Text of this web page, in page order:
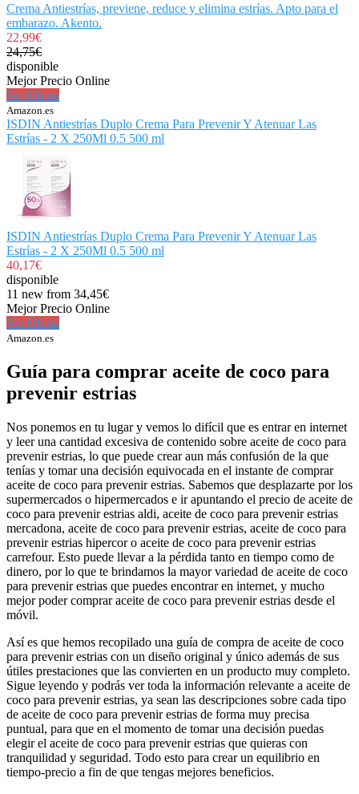
Crema Antiestrías, previene, reduce y elimina estrías. Apto para el
embarazo. Akento.
22,99€
24,75€
disponible
Mejor Precio Online
Ver Oferta
Amazon.es
ISDIN Antiestrías Duplo Crema Para Prevenir Y Atenuar Las
Estrías - 2 X 250Ml 0.5 500 ml
ISDIN Antiestrías Duplo Crema Para Prevenir Y Atenuar Las
Estrías - 2 X 250Ml 0.5 500 ml
40,17€
disponible
11 new from 34,45€
Mejor Precio Online
Ver Oferta
Amazon.es
Guía para comprar aceite de coco para
prevenir estrias
Nos ponemos en tu lugar y vemos lo difícil que es entrar en internet
y leer una cantidad excesiva de contenido sobre aceite de coco para
prevenir estrias, lo que puede crear aun más confusión de la que
tenías y tomar una decisión equivocada en el instante de comprar
aceite de coco para prevenir estrias. Sabemos que desplazarte por los
supermercados o hipermercados e ir apuntando el precio de aceite de
coco para prevenir estrias aldi, aceite de coco para prevenir estrias
mercadona, aceite de coco para prevenir estrias, aceite de coco para
prevenir estrias hipercor o aceite de coco para prevenir estrias
carrefour. Esto puede llevar a la pérdida tanto en tiempo como de
dinero, por lo que te brindamos la mayor variedad de aceite de coco
para prevenir estrias que puedes encontrar en internet, y mucho
mejor poder comprar aceite de coco para prevenir estrias desde el
móvil.
Así es que hemos recopilado una guía de compra de aceite de coco
para prevenir estrias con un diseño original y único además de sus
útiles prestaciones que las convierten en un producto muy completo.
Sigue leyendo y podrás ver toda la información relevante a aceite de
coco para prevenir estrias, ya sean las descripciones sobre cada tipo
de aceite de coco para prevenir estrias de forma muy precisa
puntual, para que en el momento de tomar una decisión puedas
elegir el aceite de coco para prevenir estrias que quieras con
tranquilidad y seguridad. Todo esto para crear un equilibrio en
tiempo-precio a fin de que tengas mejores beneficios.